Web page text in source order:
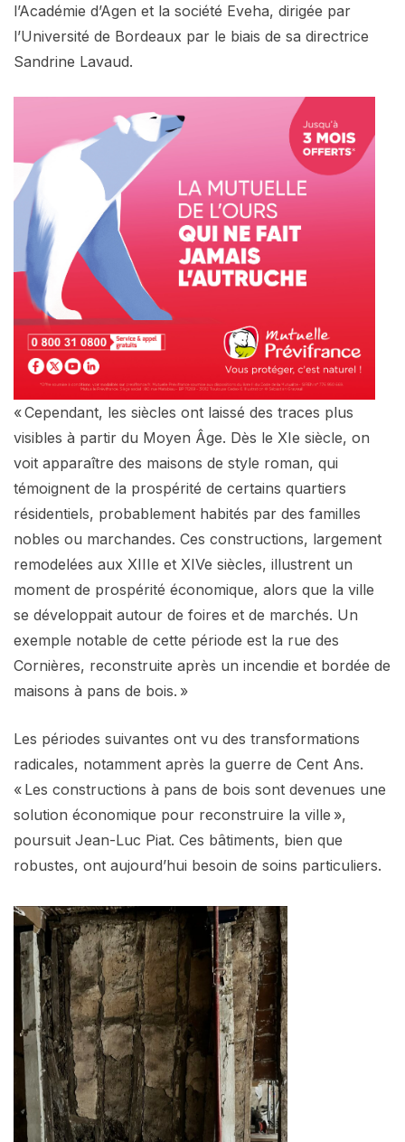
l’Académie d’Agen et la société Eveha, dirigée par
l’Université de Bordeaux par le biais de sa directrice
Sandrine Lavaud.
« Cependant, les siècles ont laissé des traces plus
visibles à partir du Moyen Âge. Dès le XIe siècle, on
voit apparaître des maisons de style roman, qui
témoignent de la prospérité de certains quartiers
résidentiels, probablement habités par des familles
nobles ou marchandes. Ces constructions, largement
remodelées aux XIIIe et XIVe siècles, illustrent un
moment de prospérité économique, alors que la ville
se développait autour de foires et de marchés. Un
exemple notable de cette période est la rue des
Cornières, reconstruite après un incendie et bordée de
maisons à pans de bois. »
Les périodes suivantes ont vu des transformations
radicales, notamment après la guerre de Cent Ans.
« Les constructions à pans de bois sont devenues une
solution économique pour reconstruire la ville »,
poursuit Jean-Luc Piat. Ces bâtiments, bien que
robustes, ont aujourd’hui besoin de soins particuliers.